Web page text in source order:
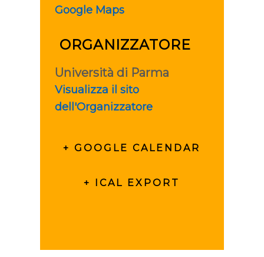
Google Maps
ORGANIZZATORE
Università di Parma
Visualizza il sito
dell'Organizzatore
+ GOOGLE CALENDAR
+ ICAL EXPORT